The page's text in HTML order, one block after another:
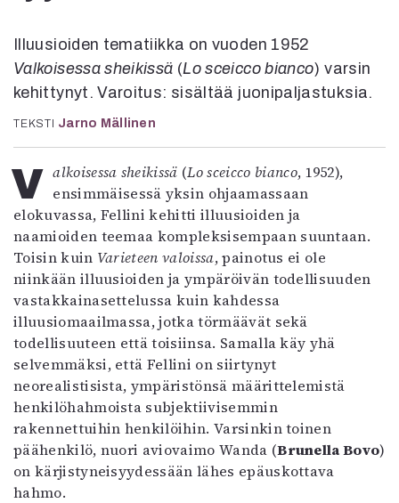
Esitystaide
Arkisto
4/2026
2–3/2026
1/2026
6/2025
5/2025 saame
5/2025
Lehtiarkisto
Info
Tilaus ja irtonumerot
Yhteistyössä
Toimitus
Mediatiedot
Kaltio ry
Illuusioiden tematiikka on vuoden 1952
Valkoisessa sheikissä (Lo sceicco bianco) varsin
kehittynyt. Varoitus: sisältää juonipaljastuksia.
TEKSTI Jarno Mällinen
Valkoisessa sheikissä (Lo sceicco bianco, 1952),
ensimmäisessä yksin ohjaamassaan
elokuvassa, Fellini kehitti illuusioiden ja
naamioiden teemaa kompleksisempaan suuntaan.
Toisin kuin Varieteen valoissa, painotus ei ole
niinkään illuusioiden ja ympäröivän todellisuuden
vastakkainasettelussa kuin kahdessa
illuusiomaailmassa, jotka törmäävät sekä
todellisuuteen että toisiinsa. Samalla käy yhä
selvemmäksi, että Fellini on siirtynyt
neorealistisista, ympäristönsä määrittelemistä
henkilöhahmoista subjektiivisemmin
rakennettuihin henkilöihin. Varsinkin toinen
päähenkilö, nuori aviovaimo Wanda (Brunella Bovo)
on kärjistyneisyydessään lähes epäuskottava
hahmo.